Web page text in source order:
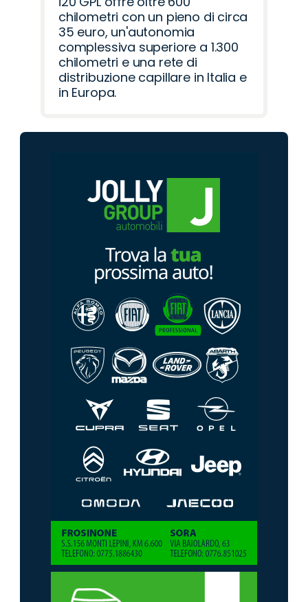
chilometri con un pieno di circa
35 euro, un'autonomia
complessiva superiore a 1.300
chilometri e una rete di
distribuzione capillare in Italia e
in Europa.